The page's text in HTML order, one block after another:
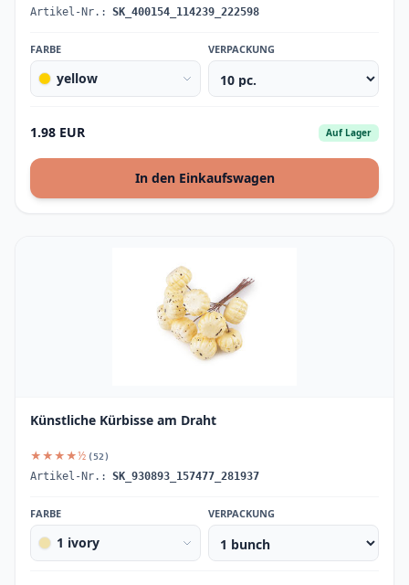
Artikel-Nr.: SK_400154_114239_222598
FARBE
yellow
VERPACKUNG
1.98 EUR Auf Lager
In den Einkaufswagen
Künstliche Kürbisse am Draht
★★★★½ (52)
Artikel-Nr.: SK_930893_157477_281937
FARBE
1 ivory
VERPACKUNG